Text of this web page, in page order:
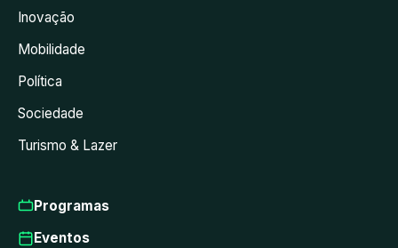
Inovação
Mobilidade
Política
Sociedade
Turismo & Lazer
Programas
Eventos